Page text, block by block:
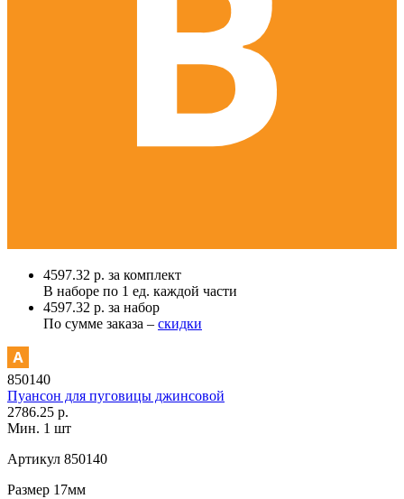
4597.32 р. за комплект
В наборе по 1 ед. каждой части
4597.32 р. за набор
По сумме заказа – скидки
850140
Пуансон для пуговицы джинсовой
2786.25 р.
Мин. 1 шт
Артикул 850140
Размер 17мм